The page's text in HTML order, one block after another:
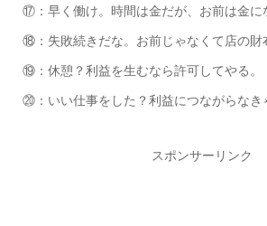
⑰：早く働け。時間は金だが、お前は金に
⑱：失敗続きだな。お前じゃなくて店の財
⑲：休憩？利益を生むなら許可してやる。
⑳：いい仕事をした？利益につながらなき
スポンサーリンク